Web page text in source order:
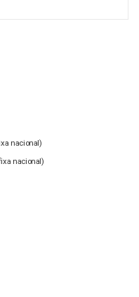
nacional)
nacional)